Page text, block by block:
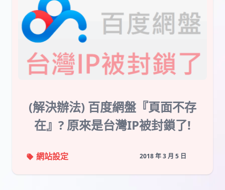
(解決辦法) 百度網盤『頁面不存
在』? 原來是台灣IP被封鎖了!
網站設定 2018 年 3 月 5 日